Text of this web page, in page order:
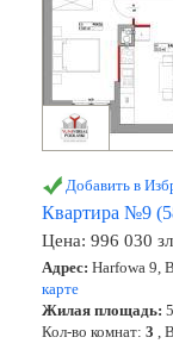
Добавить в
Квартира №9
Цена: 996 030 зл
Адрес: Harfowa 9,
карте
Жилая площадь:
Кол-во комнат: 3 ,